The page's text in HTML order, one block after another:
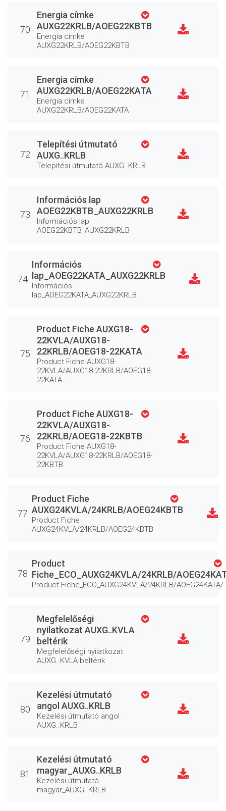
70
Energia címke
AUXG22KRLB/AOEG22KBTB
Energia címke
AUXG22KRLB/AOEG22KBTB
71
Energia címke
AUXG22KRLB/AOEG22KATA
Energia címke
AUXG22KRLB/AOEG22KATA
72
Telepítési útmutató
AUXG..KRLB
Telepítési útmutató AUXG..KRLB
73
Információs lap
AOEG22KBTB_AUXG22KRLB
Információs lap
AOEG22KBTB_AUXG22KRLB
74
Információs
lap_AOEG22KATA_AUXG22KRLB
Információs
lap_AOEG22KATA_AUXG22KRLB
75
Product Fiche AUXG18-
22KVLA/AUXG18-
22KRLB/AOEG18-22KATA
Product Fiche AUXG18-
22KVLA/AUXG18-22KRLB/AOEG18-
22KATA
76
Product Fiche AUXG18-
22KVLA/AUXG18-
22KRLB/AOEG18-22KBTB
Product Fiche AUXG18-
22KVLA/AUXG18-22KRLB/AOEG18-
22KBTB
77
Product Fiche
AUXG24KVLA/24KRLB/AOEG24KBTB
Product Fiche
AUXG24KVLA/24KRLB/AOEG24KBTB
78
Product
Fiche_ECO_AUXG24KVLA/24KRLB/
Product Fiche_ECO_AUXG24KVLA/24KRLB/AOEG24KATA/
79
Megfelelőségi
nyilatkozat AUXG..KVLA
beltérik
Megfelelőségi nyilatkozat
AUXG..KVLA beltérik
80
Kezelési útmutató
angol AUXG..KRLB
Kezelési útmutató angol
AUXG..KRLB
81
Kezelési útmutató
magyar_AUXG..KRLB
Kezelési útmutató
magyar_AUXG..KRLB